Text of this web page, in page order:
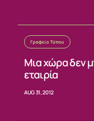
Γραφείο Τύπου
Μια χώρα δεν
εταιρία
AUG 31, 2012